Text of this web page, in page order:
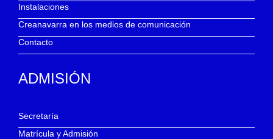
Instalaciones
Creanavarra en los medios de comunicación
Contacto
ADMISIÓN
Secretaría
Matrícula y Admisión